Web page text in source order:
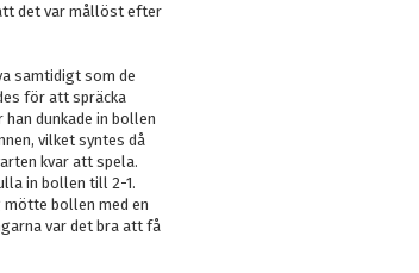
det var mållöst efter
samtidigt som de
för att spräcka
dunkade in bollen
vilket syntes då
kvar att spela.
in bollen till 2-1.
mötte bollen med en
var det bra att få